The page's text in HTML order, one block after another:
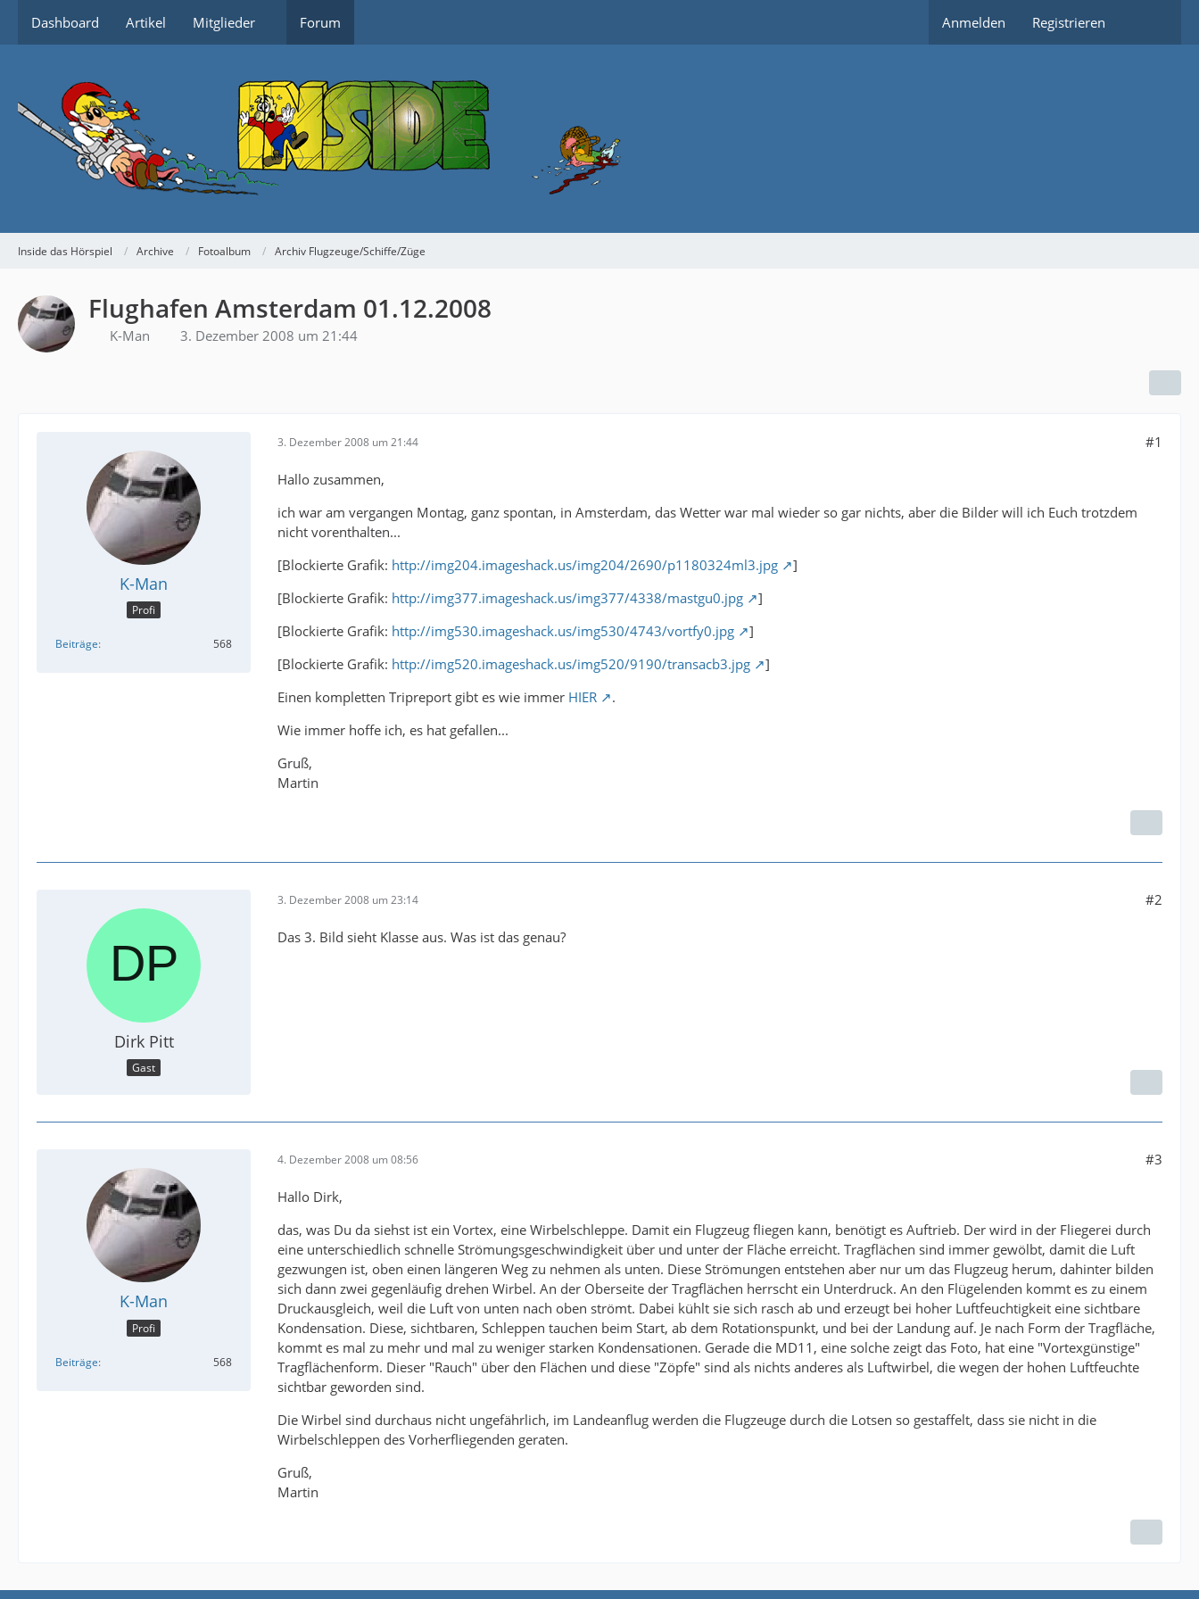
Dashboard Artikel Mitglieder Forum Anmelden Registrieren
Inside das Hörspiel Archive Fotoalbum Archiv Flugzeuge/Schiffe/Züge
Flughafen Amsterdam 01.12.2008
K-Man 3. Dezember 2008 um 21:44
K-Man
Profi
Beiträge 568
3. Dezember 2008 um 21:44 #1
Hallo zusammen,
ich war am vergangen Montag, ganz spontan, in Amsterdam, das Wetter war mal wieder so gar nichts, aber die Bilder will ich Euch trotzdem
nicht vorenthalten...
[Blockierte Grafik: http://img204.imageshack.us/img204/2690/p1180324ml3.jpg
]
[Blockierte Grafik: http://img377.imageshack.us/img377/4338/mastgu0.jpg
]
[Blockierte Grafik: http://img530.imageshack.us/img530/4743/vortfy0.jpg
]
[Blockierte Grafik: http://img520.imageshack.us/img520/9190/transacb3.jpg
]
Einen kompletten Tripreport gibt es wie immer HIER
.
Wie immer hoffe ich, es hat gefallen...
Gruß,
Martin
Dirk Pitt
Gast
3. Dezember 2008 um 23:14 #2
Das 3. Bild sieht Klasse aus. Was ist das genau?
K-Man
Profi
Beiträge 568
4. Dezember 2008 um 08:56 #3
Hallo Dirk,
das, was Du da siehst ist ein Vortex, eine Wirbelschleppe. Damit ein Flugzeug fliegen kann, benötigt es Auftrieb. Der wird in der Fliegerei durch
eine unterschiedlich schnelle Strömungsgeschwindigkeit über und unter der Fläche erreicht. Tragflächen sind immer gewölbt, damit die Luft
gezwungen ist, oben einen längeren Weg zu nehmen als unten. Diese Strömungen entstehen aber nur um das Flugzeug herum, dahinter bilden
sich dann zwei gegenläufig drehen Wirbel. An der Oberseite der Tragflächen herrscht ein Unterdruck. An den Flügelenden kommt es zu einem
Druckausgleich, weil die Luft von unten nach oben strömt. Dabei kühlt sie sich rasch ab und erzeugt bei hoher Luftfeuchtigkeit eine sichtbare
Kondensation. Diese, sichtbaren, Schleppen tauchen beim Start, ab dem Rotationspunkt, und bei der Landung auf. Je nach Form der Tragfläche,
kommt es mal zu mehr und mal zu weniger starken Kondensationen. Gerade die MD11, eine solche zeigt das Foto, hat eine "Vortexgünstige"
Tragflächenform. Dieser "Rauch" über den Flächen und diese "Zöpfe" sind als nichts anderes als Luftwirbel, die wegen der hohen Luftfeuchte
sichtbar geworden sind.
Die Wirbel sind durchaus nicht ungefährlich, im Landeanflug werden die Flugzeuge durch die Lotsen so gestaffelt, dass sie nicht in die
Wirbelschleppen des Vorherfliegenden geraten.
Gruß,
Martin